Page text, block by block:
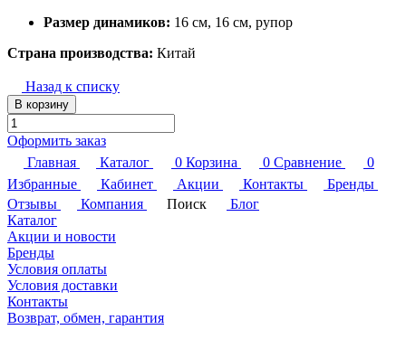
Размер динамиков: 16 см, 16 см, рупор
Страна производства: Китай
Назад к списку
В корзину
Оформить заказ
Главная
Каталог 0 Корзина 0 Сравнение
0
Избранные
Кабинет Акции Контакты
Бренды
Отзывы
Компания Поиск
Блог
Каталог
Акции и новости
Бренды
Условия оплаты
Условия доставки
Контакты
Возврат, обмен, гарантия